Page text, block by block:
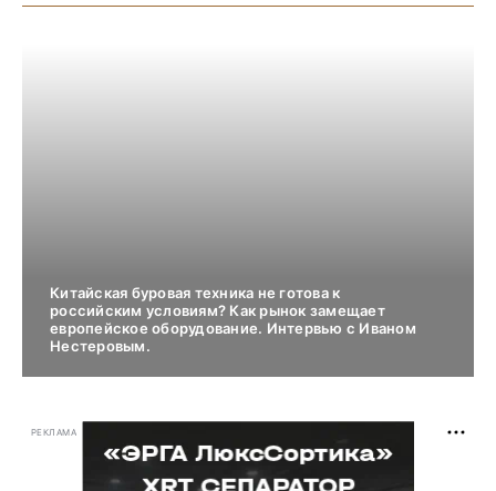
Китайская буровая техника не готова к
российским условиям? Как рынок замещает
европейское оборудование. Интервью с Иваном
Нестеровым.
РЕКЛАМА